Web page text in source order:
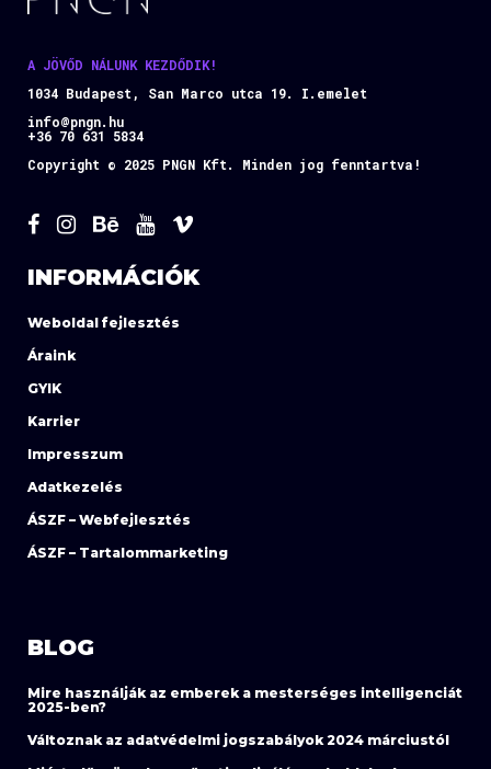
A JÖVŐD NÁLUNK KEZDŐDIK!
1034 Budapest, San Marco utca 19. I.emelet
info@pngn.hu
+36 70 631 5834
Copyright © 2025 PNGN Kft. Minden jog fenntartva!
INFORMÁCIÓK
Weboldal fejlesztés
Áraink
GYIK
Karrier
Impresszum
Adatkezelés
ÁSZF – Webfejlesztés
ÁSZF – Tartalommarketing
BLOG
Mire használják az emberek a mesterséges intelligenciát
2025-ben?
Változnak az adatvédelmi jogszabályok 2024 márciustól